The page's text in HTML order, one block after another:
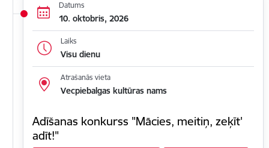
Datums
10. oktobris, 2026
Laiks
Visu dienu
Atrašanās vieta
Vecpiebalgas kultūras nams
Adīšanas konkurss "Mācies, meitiņ, zeķīt'
adīt!"